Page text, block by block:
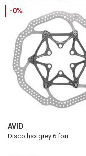
-0%
AVID
Disco hsx grey 6 fori